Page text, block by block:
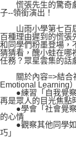
慌張先生的驚奇劇
子--領銜演出！
山雨小學第七百屆
百種理由遲到的慌張
和同學們粉墨登場，
猜猜看，醜小蛙在哪
任務？眾星雲集的話
關於內容=>結合
Emotional Learning
●練習「自我覺察
再是眾人的目光焦點
●學會「社會覺察
的心情
●觀察其他同學如
巧」